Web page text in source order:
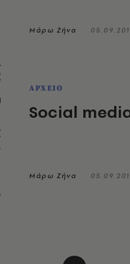
Μάρω Ζήνα
ΑΡΧΕΙΟ
Social
Μάρω Ζήνα